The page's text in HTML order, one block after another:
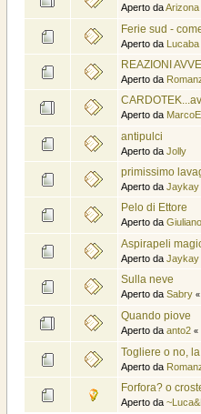
Aperto daArizona
Ferie sud -
Aperto da Lucaba
REAZIONI
Aperto da
Aperto da
antipulci
Aperto da Jolly
primissimo
Aperto da Jaykay
Pelo di Ettore
Aperto da
Aspirapeli
Aperto da Jaykay
Sulla neve
Aperto da Sabry «
Quando piove
Aperto da anto2 «
Togliere o no,
Aperto da
Forfora? o
Aperto da